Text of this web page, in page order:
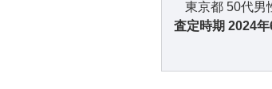
東京都 50代男
査定時期 2024年